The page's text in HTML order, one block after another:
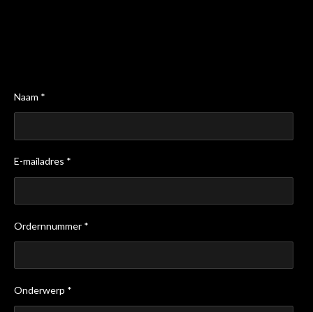
Naam *
E-mailadres *
Ordernnummer *
Onderwerp *